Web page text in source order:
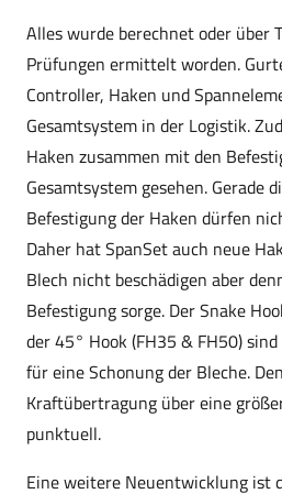
Alles wurde berechnet oder über
Prüfungen ermittelt worden.
Controller, Haken und
Gesamtsystem in der Logistik.
Haken zusammen mit den
Gesamtsystem gesehen. Gerade
Befestigung der Haken dürfen
Daher hat SpanSet auch neue
Blech nicht beschädigen aber
Befestigung sorge. Der Snake
der 45° Hook (FH35 & FH50)
für eine Schonung der Bleche.
Kraftübertragung über eine
punktuell.
Eine weitere Neuentwicklung ist